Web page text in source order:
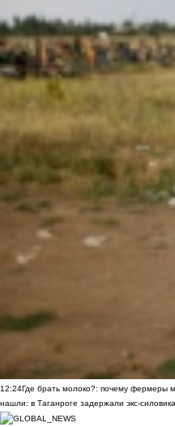
12:24Где брать молоко?: почему фермеры
нашли: в Таганроге задержали экс-